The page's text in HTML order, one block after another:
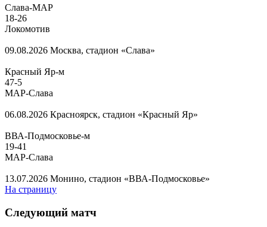
Слава-МАР
18-26
Локомотив
09.08.2026 Москва, стадион «Слава»
Красный Яр-м
47-5
МАР-Слава
06.08.2026 Красноярск, стадион «Красный Яр»
ВВА-Подмосковье-м
19-41
МАР-Слава
13.07.2026 Монино, стадион «ВВА-Подмосковье»
На страницу
Следующий матч